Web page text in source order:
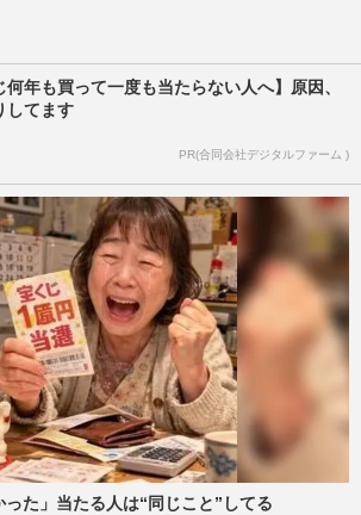
何年も買って一度も当たらない人へ】原因、
してます
PR(合同会社デジタルファーム )
った」当たる人は“同じこと”してる